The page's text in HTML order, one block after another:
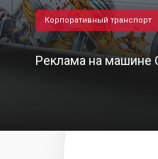
Корпоративный транспорт
Реклама на машине